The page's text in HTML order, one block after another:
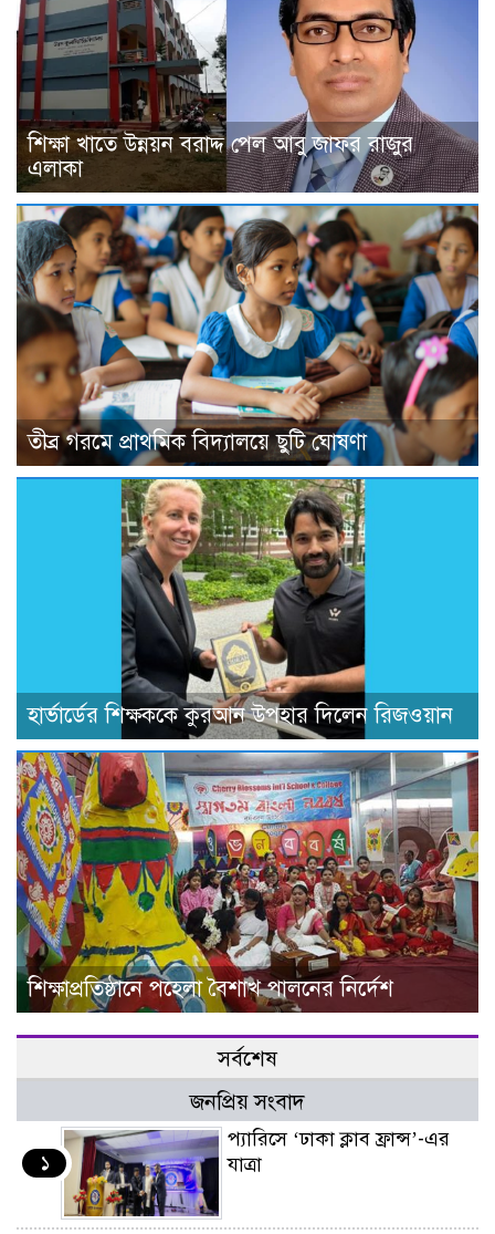
শিক্ষা খাতে উন্নয়ন বরাদ্দ পেল আবু জাফর রাজুর
এলাকা
তীব্র গরমে প্রাথমিক বিদ্যালয়ে ছুটি ঘোষণা
হার্ভার্ডের শিক্ষককে কুরআন উপহার দিলেন রিজওয়ান
শিক্ষাপ্রতিষ্ঠানে পহেলা বৈশাখ পালনের নির্দেশ
সর্বশেষ
জনপ্রিয় সংবাদ
১
প্যারিসে ‘ঢাকা ক্লাব ফ্রান্স’-এর
যাত্রা